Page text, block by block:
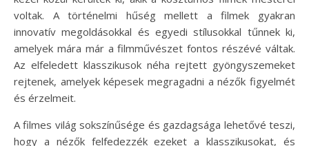
voltak. A történelmi hűség mellett a filmek gyakran
innovatív megoldásokkal és egyedi stílusokkal tűnnek ki,
amelyek mára már a filmművészet fontos részévé váltak.
Az elfeledett klasszikusok néha rejtett gyöngyszemeket
rejtenek, amelyek képesek megragadni a nézők figyelmét
és érzelmeit.
A filmes világ sokszínűsége és gazdagsága lehetővé teszi,
hogy a nézők felfedezzék ezeket a klasszikusokat, és